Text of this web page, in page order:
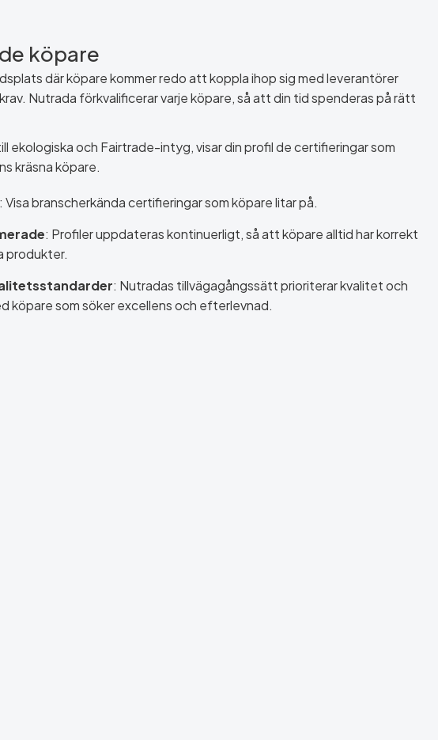
köpare
där köpare kommer redo att koppla ihop sig med leverantörer
Nutrada förkvalificerar varje köpare, så att din tid spenderas på rätt
ekologiska och Fairtrade-intyg, visar din profil de certifieringar som
kräsna köpare.
: Visa branscherkända certifieringar som köpare litar på.
: Profiler uppdateras kontinuerligt, så att köpare alltid har korrekt
produkter.
: Nutradas tillvägagångssätt prioriterar kvalitet och
köpare som söker excellens och efterlevnad.